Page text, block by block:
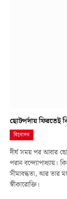
ছোটপর্দায় ফিরতেই
বিনোদন
দীর্ঘ সময় পর আবার
পরান বন্দ্যোপাধ্যায়।
সীমাবদ্ধতা, আর তার
স্বীকারোক্তি।